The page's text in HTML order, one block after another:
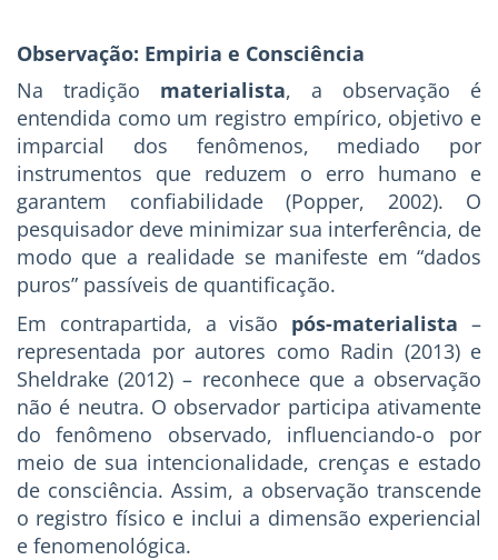
Observação: Empiria e Consciência
Na tradição materialista, a observação é
entendida como um registro empírico, objetivo e
imparcial dos fenômenos, mediado por
instrumentos que reduzem o erro humano e
garantem confiabilidade (Popper, 2002). O
pesquisador deve minimizar sua interferência, de
modo que a realidade se manifeste em “dados
puros” passíveis de quantificação.
Em contrapartida, a visão pós-materialista –
representada por autores como Radin (2013) e
Sheldrake (2012) – reconhece que a observação
não é neutra. O observador participa ativamente
do fenômeno observado, influenciando-o por
meio de sua intencionalidade, crenças e estado
de consciência. Assim, a observação transcende
o registro físico e inclui a dimensão experiencial
e fenomenológica.